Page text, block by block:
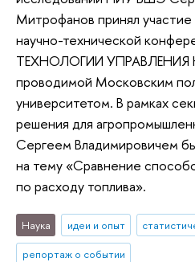
Митрофанов принял
научно-технической
ТЕХНОЛОГИИ УПРАВЛЕНИЯ
проводимой Московским
университетом. В рамках
решения для
Сергеем Владимировичем
на тему «Сравнение
по расходу топлива».
Наука идеи и опыт
репортаж о событии